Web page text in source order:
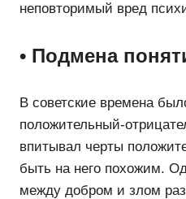
неповторимый вред
• Подмена
В советские времена
положительный-
впитывал черты
быть на него похожим.
между добром и злом